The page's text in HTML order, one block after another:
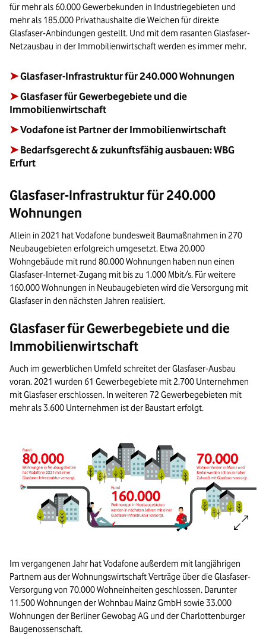
für mehr als 60.000 Gewerbekunden in Industriegebieten und
mehr als 185.000 Privathaushalte die Weichen für direkte
Glasfaser-Anbindungen gestellt. Und mit dem rasanten Glasfaser-
Netzausbau in der Immobilienwirtschaft werden es immer mehr.
➤Glasfaser-Infrastruktur für 240.000 Wohnungen
➤Glasfaser für Gewerbegebiete und die
Immobilienwirtschaft
➤Vodafone ist Partner der Immobilienwirtschaft
➤ Bedarfsgerecht & zukunftsfähig ausbauen: WBG
Erfurt
Glasfaser-Infrastruktur für 240.000
Wohnungen
Allein in 2021 hat Vodafone bundesweit Baumaßnahmen in 270
Neubaugebieten erfolgreich umgesetzt. Etwa 20.000
Wohngebäude mit rund 80.000 Wohnungen haben nun einen
Glasfaser-Internet-Zugang mit bis zu 1.000 Mbit/s. Für weitere
160.000 Wohnungen in Neubaugebieten wird die Versorgung mit
Glasfaser in den nächsten Jahren realisiert.
Glasfaser für Gewerbegebiete und die
Immobilienwirtschaft
Auch im gewerblichen Umfeld schreitet der Glasfaser-Ausbau
voran. 2021 wurden 61 Gewerbegebiete mit 2.700 Unternehmen
mit Glasfaser erschlossen. In weiteren 72 Gewerbegebieten mit
mehr als 3.600 Unternehmen ist der Baustart erfolgt.
Bild vergrößern:
Im vergangenen Jahr hat Vodafone außerdem mit langjährigen
Partnern aus der Wohnungswirtschaft Verträge über die Glasfaser-
Versorgung von 70.000 Wohneinheiten geschlossen. Darunter
11.500 Wohnungen der Wohnbau Mainz GmbH sowie 33.000
Wohnungen der Berliner Gewobag AG und der Charlottenburger
Baugenossenschaft.